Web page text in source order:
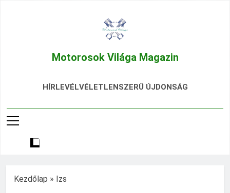
Motorosok Világa Magazin
Hírek, Tesztek, Élmények Egy Helyen!
HÍRLEVÉLVÉLETLENSZERŰ ÚJDONSÁG
Kezdőlap » Izs